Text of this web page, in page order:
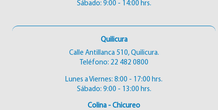
Sábado: 9:00 - 14:00 hrs.
Quilicura
Calle Antillanca 510, Quilicura.
Teléfono: 22 482 0800
Lunes a Viernes: 8:00 - 17:00 hrs.
Sábado: 9:00 - 13:00 hrs.
Colina - Chicureo